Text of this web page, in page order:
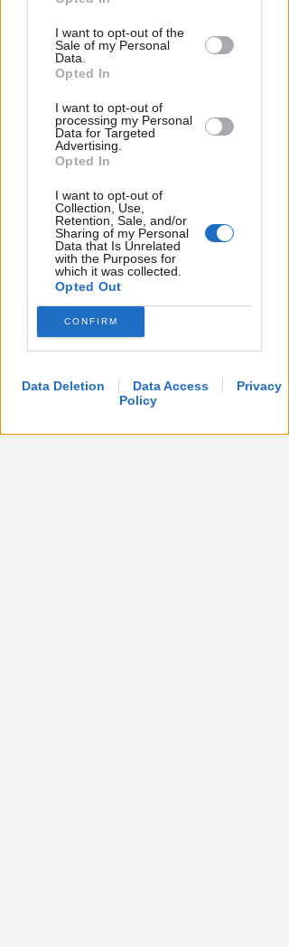
by us to third parties on the IAB’s List of
Downstream Participants that may
further disclose it to other third parties.
I want to opt-out of the
Sale of my Personal
Data.
Opted In
I want to opt-out of
processing my Personal
Data for Targeted
Advertising.
Opted In
I want to opt-out of
Collection, Use,
Retention, Sale, and/or
Sharing of my Personal
Data that Is Unrelated
with the Purposes for
which it was collected.
Opted Out
CONFIRM
Data Deletion Data Access
Privacy
Policy
FERITI E LOCALE DEVASTATO
Maxi rissa in un locale di viale
Vespucci: sette le persone
denunciate
Redazione